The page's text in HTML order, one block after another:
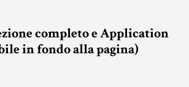
completo e Application
in fondo alla pagina)